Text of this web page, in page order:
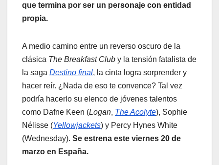
que termina por ser un personaje con entidad
propia.
A medio camino entre un reverso oscuro de la
clásica The Breakfast Club y la tensión fatalista de
la saga Destino final, la cinta logra sorprender y
hacer reír. ¿Nada de eso te convence? Tal vez
podría hacerlo su elenco de jóvenes talentos
como Dafne Keen (Logan, The Acolyte), Sophie
Nélisse (Yellowjackets) y Percy Hynes White
(Wednesday). Se estrena este viernes 20 de
marzo en España.